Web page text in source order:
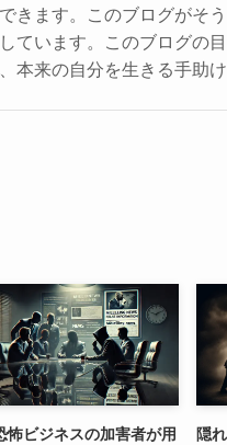
きます。このブログがそ
ています。このブログの
本来の自分を生きる手助
怖ビジネスの加害者が用
隠